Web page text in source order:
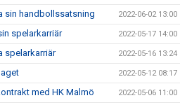
sin handbollssatsning 2022-06-02 13:00
spelarkarriär 2022-05-17 14:00
spelarkarriär 2022-05-16 13:24
2022-05-12 08:17
med HK Malmö 2022-05-06 11:00